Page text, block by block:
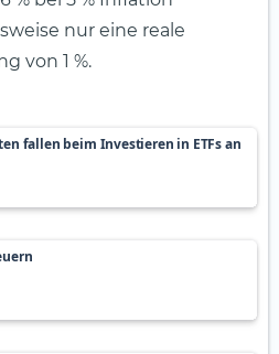
nur eine reale
von 1 %.
fallen beim Investieren in ETFs an